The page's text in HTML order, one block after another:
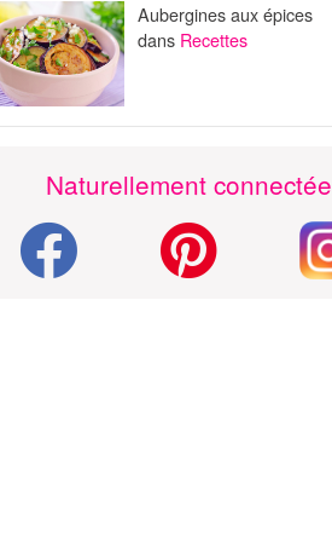
Aubergines aux épices
dans Recettes
Naturellement connectée